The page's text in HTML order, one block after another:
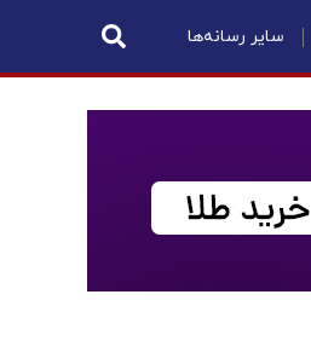
سایر رسانه‌ها